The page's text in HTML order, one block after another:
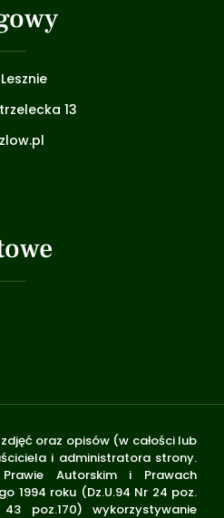
13
zdjęć oraz opisów (w całości lub
i administratora strony.
Autorskim i Prawach
1994 roku (Dz.U.94 Nr 24 poz.
poz.170) wykorzystywanie